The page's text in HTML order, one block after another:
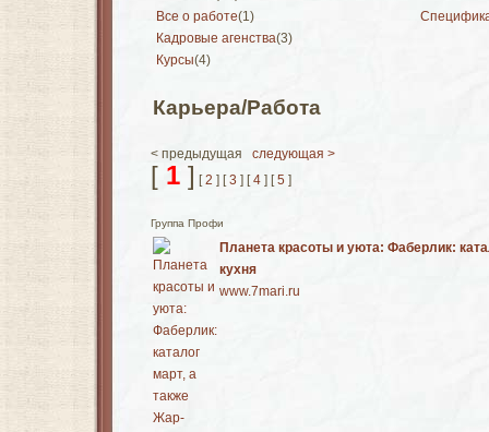
Все о работе(1)
Кадровые агенства(3)
Курсы(4)
Карьера/Работа
< предыдущая следующая >
[ 1 ] [2 ] [3 ] [4 ] [5 ]
Группа Профи
Планета красоты и уюта: Фаберлик:
кухня
www.7mari.ru